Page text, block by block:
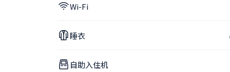
Wi-Fi
睡衣
自助入住机